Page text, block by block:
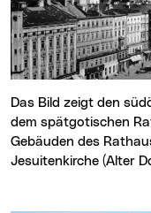
Das Bild zeigt den südöstlichen Teil des Hauptplatzes mit
dem spätgotischen
Gebäuden des
Jesuitenkirche (Alter